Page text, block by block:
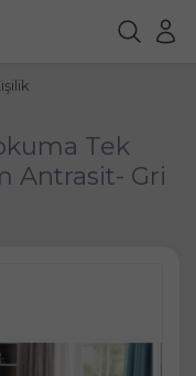
Tek
Antrasit- Gri